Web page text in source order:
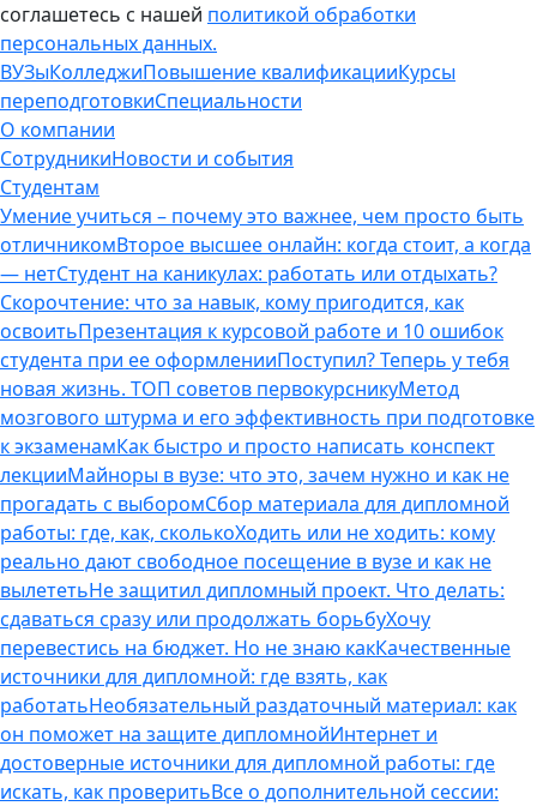
соглашетесь с нашей политикой обработки
персональных данных.
ВУЗыКолледжиПовышение квалификацииКурсы
переподготовкиСпециальности
О компании
СотрудникиНовости и события
Студентам
Умение учиться – почему это важнее, чем просто быть
отличникомВторое высшее онлайн: когда стоит, а когда
— нетСтудент на каникулах: работать или отдыхать?
Скорочтение: что за навык, кому пригодится, как
освоитьПрезентация к курсовой работе и 10 ошибок
студента при ее оформленииПоступил? Теперь у тебя
новая жизнь. ТОП советов первокурсникуМетод
мозгового штурма и его эффективность при подготовке
к экзаменамКак быстро и просто написать конспект
лекцииМайноры в вузе: что это, зачем нужно и как не
прогадать с выборомСбор материала для дипломной
работы: где, как, сколькоХодить или не ходить: кому
реально дают свободное посещение в вузе и как не
вылететьНе защитил дипломный проект. Что делать:
сдаваться сразу или продолжать борьбуХочу
перевестись на бюджет. Но не знаю какКачественные
источники для дипломной: где взять, как
работатьНеобязательный раздаточный материал: как
он поможет на защите дипломнойИнтернет и
достоверные источники для дипломной работы: где
искать, как проверитьВсе о дополнительной сессии: